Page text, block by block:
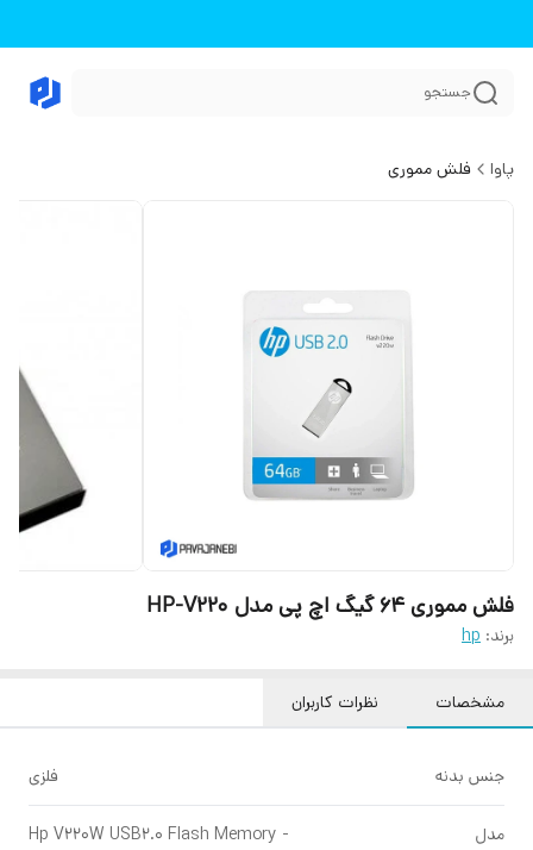
جستجو
پاوا فلش مموری
فلش مموری 64 گیگ اچ پی مدل HP-V220
برند: hp
مشخصات نظرات کاربران
جنس بدنه فلزی
مدل
Hp V220W USB2.0 Flash Memory -